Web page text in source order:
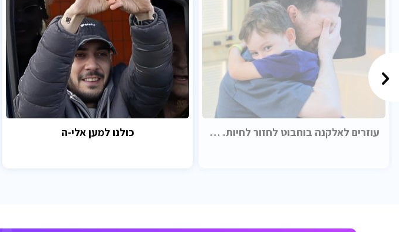
עוזרים לאלקנה בוחבוט לחזור לחיות. בכבוד. כולנו למען אלי-ה